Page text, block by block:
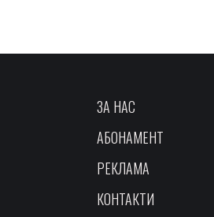
ЗА НАС
АБОНАМЕНТ
РЕКЛАМА
КОНТАКТИ